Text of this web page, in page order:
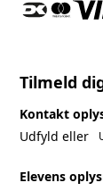
Tilmeld
Kontakt
Udfyld eller
Elevens